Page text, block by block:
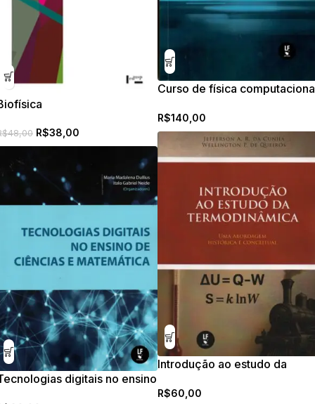
48,00 R$38,00
Curso de física
físicos
R$140,00
Introdução ao estudo da
abordagem histórica e
R$60,00
digitais no ensino